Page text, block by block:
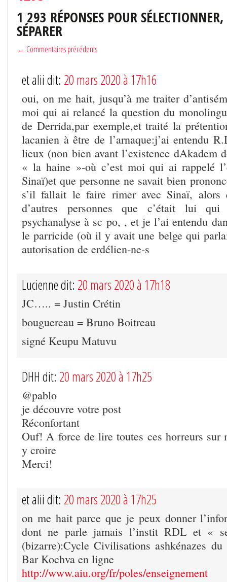
1 293 RÉPONSES POUR
SÉPARER
← Commentaires précédents
et alii dit: 20 mars 2020 à 17h16
oui, on me hait, jusqu’à me traiter
moi qui ai relancé la question du
de Derrida,par exemple,et traité la
lacanien à être de l’arnaque:j’ai entendu
lieux (non bien avant l’existence dAkadem
« la haine »-où c’est moi qui ai rappelé
Sinaï)et que personne ne savait bien
s’il fallait le faire rimer avec Sinaï, alors
d’autres personnes que c’était lui
psychanalyse à sc po, , et je l’ai entendu
le parricide (où il y avait une belge qui
autorisation de erdélien-ne-s
Lucienne dit: 20 mars 2020 à 17h18
JC….. = Justin Crétin
bouguereau = Bruno Boitreau
signé Keupu Matuvu
DHH dit: 20 mars 2020 à 17h25
@pablo
je découvre votre post
Réconfortant
Ouf! A force de lire toutes ces horreurs sur
y croire
Merci!
et alii dit: 20 mars 2020 à 17h25
on me hait parce que je peux donner
dont ne parle jamais l’instit RDL et «
(bizarre):Cycle Civilisations ashkénazes
Bar Kochva en ligne
http://www.aiu.org/fr/poles/enseignement